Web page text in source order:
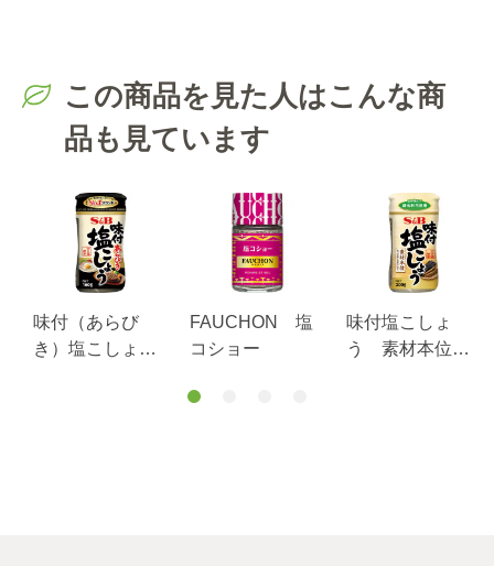
この商品を見た人はこんな商
品も見ています
味付（あらび
き）塩こしょ
FAUCHON 塩
コショー
味付塩こしょ
う 素材本位